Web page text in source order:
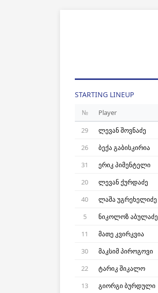
STARTING LINEUP
№
Player
29
ლევან შოვნაძე
26
ბექა გაბისკირია
31
ერიკ პიმენტელი
20
ლევან ქურდაძე
40
ლაშა უგრეხელიძე
5
ნიკოლოზ აბულაძე
11
მათე კვირკვია
30
მაკსიმ პიროგოვი
22
ტარიკ შიკალო
13
გიორგი ბურდული